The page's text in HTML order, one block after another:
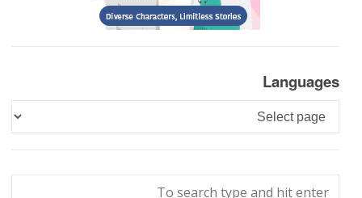
Languages
Languages